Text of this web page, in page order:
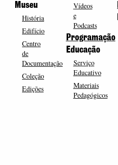
Museu
História
Edifício
Centro
de
Documentação
Coleção
Edições
Vídeos
e
Podcasts
Programação
Educação
Serviço
Educativo
Materiais
Pedagógicos